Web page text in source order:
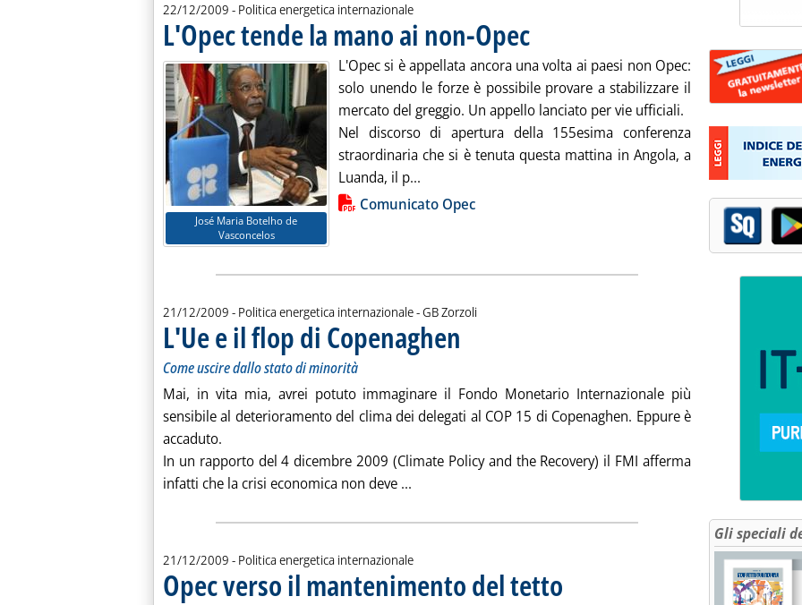
22/12/2009 - Politica energetica internazionale
L'Opec tende la mano ai non-Opec
José Maria Botelho de
Vasconcelos
L'Opec si è appellata ancora una volta ai paesi non Opec:
solo unendo le forze è possibile provare a stabilizzare il
mercato del greggio. Un appello lanciato per vie ufficiali.
Nel discorso di apertura della 155esima conferenza
straordinaria che si è tenuta questa mattina in Angola, a
Luanda, il p... Leggi tutta la notizia: 'L'Opec tende la mano ai non-Opec'
Lista allegati PDF alla notiziaComunicato Opec
21/12/2009 - Politica energetica internazionale -di:
GB Zorzoli
L'Ue e il flop di Copenaghen
Come uscire dallo stato di minorità
Mai, in vita mia, avrei potuto immaginare il Fondo Monetario Internazionale più
sensibile al deterioramento del clima dei delegati al COP 15 di Copenaghen. Eppure è
accaduto.
In un rapporto del 4 dicembre 2009 (Climate Policy and the Recovery) il FMI afferma
infatti che la crisi economica non deve ...
21/12/2009 - Politica energetica internazionale
Opec verso il mantenimento del tetto . Sottotitolo: Non sono attesi i ministri del petrolio di
. Pubblicata lunedì 21 dicembre 2009 alle 12.37.
Gli speciali